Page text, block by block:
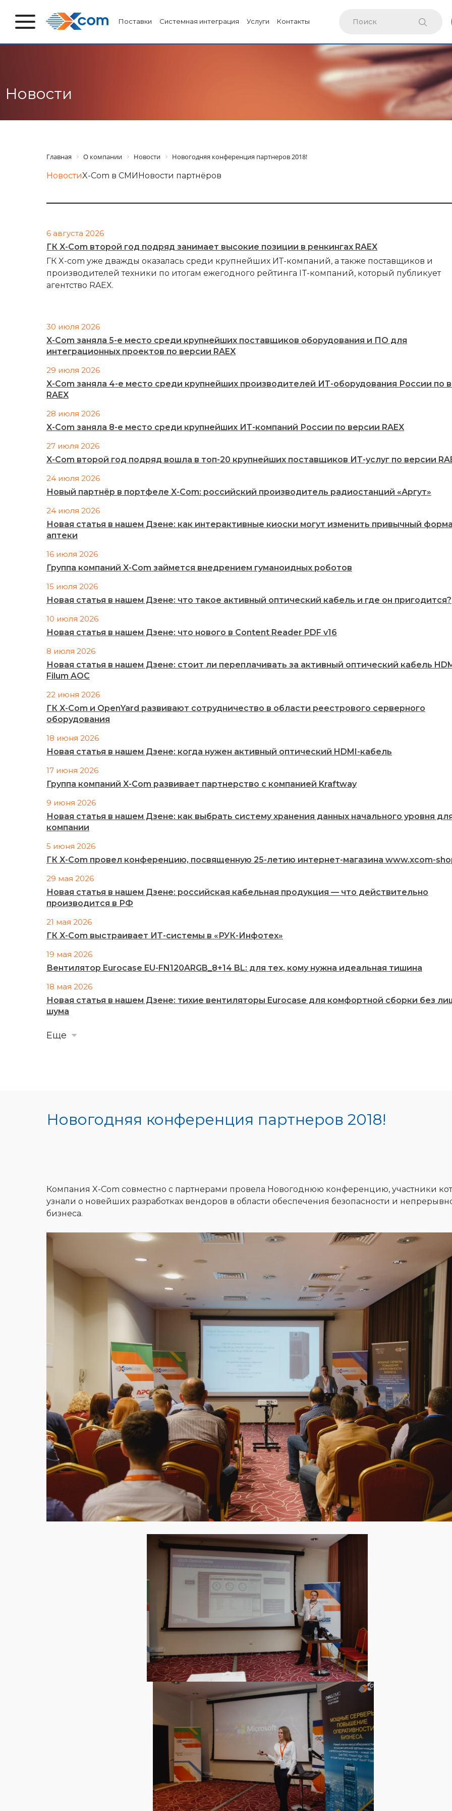
Поставки Системная интеграция Услуги Контакты
Новости
Главная О компании Новости Новогодняя конференция партнеров 2018!
НовостиX-Com в СМИ Новости партнёров
6 августа 2026
ГК X-Com второй год подряд занимает высокие позиции в ренкингах RAEX
ГК X-com уже дважды оказалась среди крупнейших ИТ-компаний, а также поставщиков и
производителей техники по итогам ежегодного рейтинга IT-компаний, который публикует
агентство RAEX.
30 июля 2026
X-Com заняла 5-е место среди крупнейших поставщиков оборудования и ПО для
интеграционных проектов по версии RAEX
29 июля 2026
X-Com заняла 4-е место среди крупнейших производителей ИТ-оборудования России по
RAEX
28 июля 2026
X-Com заняла 8-е место среди крупнейших ИТ-компаний России по версии RAEX
27 июля 2026
X-Com второй год подряд вошла в топ-20 крупнейших поставщиков ИТ-услуг по версии
24 июля 2026
Новый партнёр в портфеле X-Com: российский производитель радиостанций «Аргут»
24 июля 2026
Новая статья в нашем Дзене: как интерактивные киоски могут изменить привычный
аптеки
16 июля 2026
Группа компаний X-Com займется внедрением гуманоидных роботов
15 июля 2026
Новая статья в нашем Дзене: что такое активный оптический кабель и где он пригодится?
10 июля 2026
Новая статья в нашем Дзене: что нового в Content Reader PDF v16
8 июля 2026
Новая статья в нашем Дзене: стоит ли переплачивать за активный оптический кабель
Filum AOC
22 июня 2026
ГК X-Com и OpenYard развивают сотрудничество в области реестрового серверного
оборудования
18 июня 2026
Новая статья в нашем Дзене: когда нужен активный оптический HDMI-кабель
17 июня 2026
Группа компаний X-Com развивает партнерство с компанией Kraftway
9 июня 2026
Новая статья в нашем Дзене: как выбрать систему хранения данных начального уровня
компании
5 июня 2026
ГК X-Com провел конференцию, посвященную 25-летию интернет-магазина www.xcom-
29 мая 2026
Новая статья в нашем Дзене: российская кабельная продукция — что действительно
производится в РФ
21 мая 2026
ГК X-Com выстраивает ИТ-системы в «РУК-Инфотех»
19 мая 2026
Вентилятор Eurocase EU-FN120ARGB_8+14 BL: для тех, кому нужна идеальная тишина
18 мая 2026
Новая статья в нашем Дзене: тихие вентиляторы Eurocase для комфортной сборки без
шума
Еще
Новогодняя конференция партнеров 2018!
Компания X-Com совместно с партнерами провела Новогоднюю конференцию, участники
узнали о новейших разработках вендоров в области обеспечения безопасности и
бизнеса.